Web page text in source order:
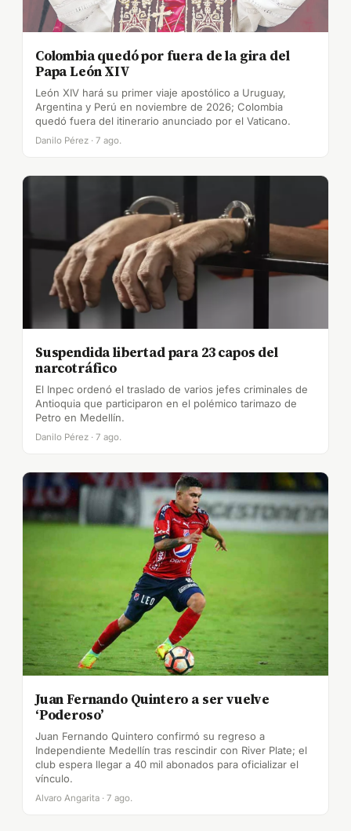
Colombia quedó por fuera de la gira del
Papa León XIV
León XIV hará su primer viaje apostólico a Uruguay,
Argentina y Perú en noviembre de 2026; Colombia
quedó fuera del itinerario anunciado por el Vaticano.
Danilo Pérez · 7 ago.
Suspendida libertad para 23 capos del
narcotráfico
El Inpec ordenó el traslado de varios jefes criminales de
Antioquia que participaron en el polémico tarimazo de
Petro en Medellín.
Danilo Pérez · 7 ago.
Juan Fernando Quintero a ser vuelve
‘Poderoso’
Juan Fernando Quintero confirmó su regreso a
Independiente Medellín tras rescindir con River Plate; el
club espera llegar a 40 mil abonados para oficializar el
vínculo.
Alvaro Angarita · 7 ago.